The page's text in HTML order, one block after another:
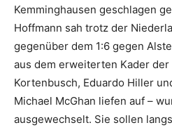
Kemminghausen geschlagen
Hoffmann sah trotz der
gegenüber dem 1:6 gegen
aus dem erweiterten Kader
Kortenbusch, Eduardo Hiller
Michael McGhan liefen auf –
ausgewechselt. Sie sollen